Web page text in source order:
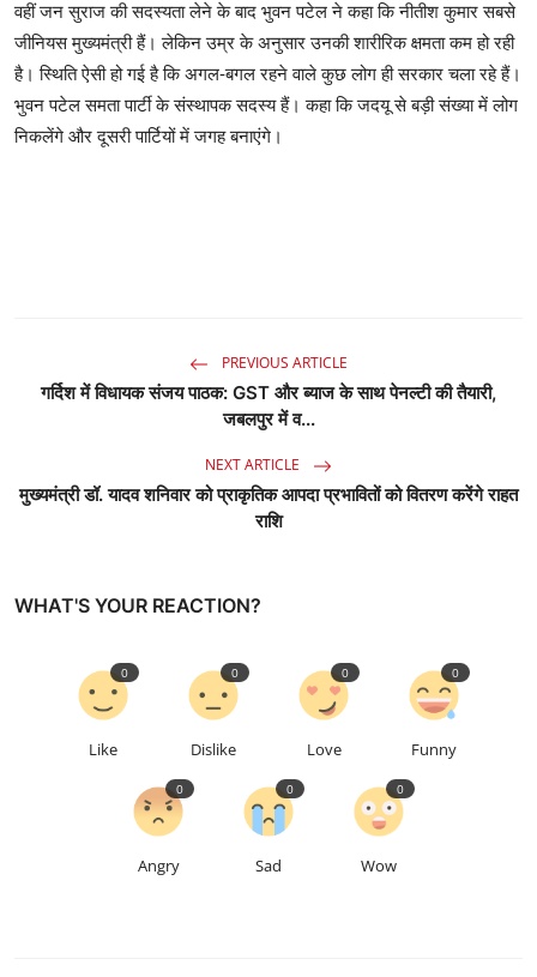
वहीं जन सुराज की सदस्यता लेने के बाद भुवन पटेल ने कहा कि नीतीश कुमार सबसे
जीनियस मुख्यमंत्री हैं। लेकिन उम्र के अनुसार उनकी शारीरिक क्षमता कम हो रही
है। स्थिति ऐसी हो गई है कि अगल-बगल रहने वाले कुछ लोग ही सरकार चला रहे हैं।
भुवन पटेल समता पार्टी के संस्थापक सदस्य हैं। कहा कि जदयू से बड़ी संख्या में लोग
निकलेंगे और दूसरी पार्टियों में जगह बनाएंगे।
PREVIOUS ARTICLE
गर्दिश में विधायक संजय पाठक: GST और ब्याज के साथ पेनल्टी की तैयारी,
जबलपुर में व...
NEXT ARTICLE
मुख्यमंत्री डॉ. यादव शनिवार को प्राकृतिक आपदा प्रभावितों को वितरण करेंगे राहत
राशि
WHAT'S YOUR REACTION?
Like
0
Dislike
0
Love
0
Funny
0
Angry
0
Sad
0
Wow
0